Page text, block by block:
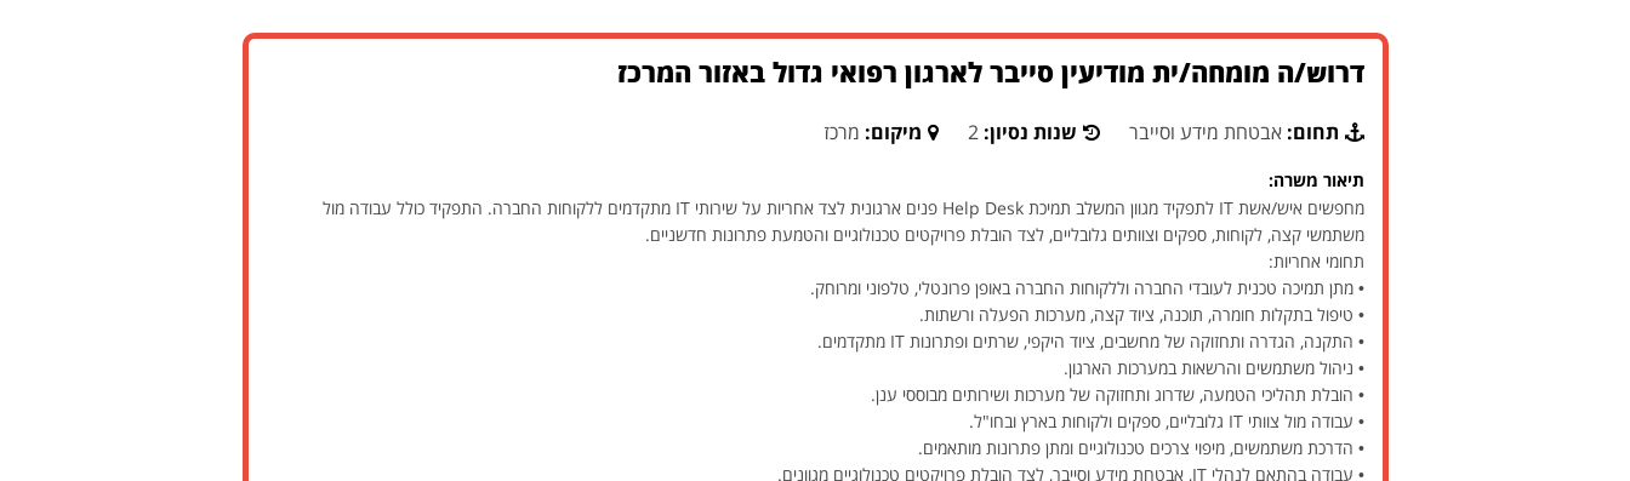
דרוש/ה מומחה/ית מודיעין סייבר לארגון רפואי גדול באזור המרכז
תחום:אבטחת מידע וסייבר שנות נסיון:2 מיקום: מרכז
תיאור משרה:
מחפשים איש/אשת IT לתפקיד מגוון המשלב תמיכת Help Desk פנים ארגונית לצד אחריות על שירותי IT מתקדמים ללקוחות החברה. התפקיד כולל עבודה מול
משתמשי קצה, לקוחות, ספקים וצוותים גלובליים, לצד הובלת פרויקטים טכנולוגיים והטמעת פתרונות חדשניים.
תחומי אחריות:
• מתן תמיכה טכנית לעובדי החברה וללקוחות החברה באופן פרונטלי, טלפוני ומרוחק.
• טיפול בתקלות חומרה, תוכנה, ציוד קצה, מערכות הפעלה ורשתות.
• התקנה, הגדרה ותחזוקה של מחשבים, ציוד היקפי, שרתים ופתרונות IT מתקדמים.
• ניהול משתמשים והרשאות במערכות הארגון.
• הובלת תהליכי הטמעה, שדרוג ותחזוקה של מערכות ושירותים מבוססי ענן.
• עבודה מול צוותי IT גלובליים, ספקים ולקוחות בארץ ובחו"ל.
• הדרכת משתמשים, מיפוי צרכים טכנולוגיים ומתן פתרונות מותאמים.
• עבודה בהתאם לנהלי IT, אבטחת מידע וסייבר, לצד הובלת פרויקטים טכנולוגיים מגוונים.